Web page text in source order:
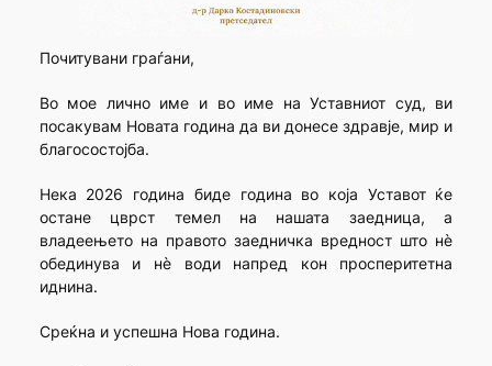
Почитувани граѓани,
Во мое лично име и во име на Уставниот суд, ви
посакувам Новата година да ви донесе здравје, мир и
благосостојба.
Нека 2026 година биде година во која Уставот ќе
остане цврст темел на нашата заедница, а
владеењето на правото заедничка вредност што нè
обединува и нè води напред кон просперитетна
иднина.
Среќна и успешна Нова година.